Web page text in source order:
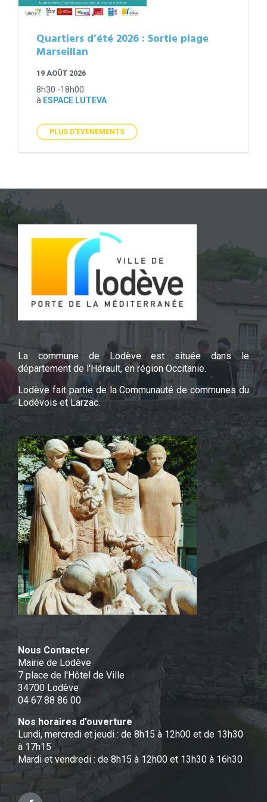
Quartiers d’été 2026 : Sortie plage
Marseillan
19 AOÛT 2026
8h30 -18h00
à ESPACE LUTEVA
PLUS D'ÉVÉNEMENTS
La commune de Lodève est située dans le
département de l'Hérault, en région Occitanie.
Lodève fait partie de la Communauté de communes du
Lodévois et Larzac.
Nous Contacter
Mairie de Lodève
7 place de l'Hôtel de Ville
34700 Lodève
04 67 88 86 00
Nos horaires d’ouverture
Lundi, mercredi et jeudi : de 8h15 à 12h00 et de 13h30
à 17h15
Mardi et vendredi : de 8h15 à 12h00 et 13h30 à 16h30